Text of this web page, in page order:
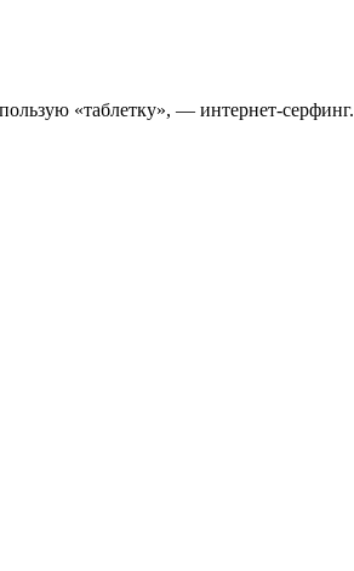
«таблетку», — интернет-серфинг.